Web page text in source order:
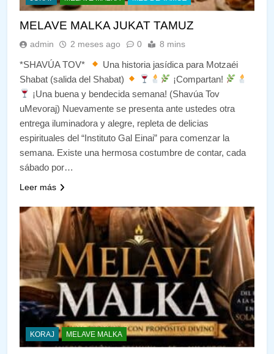
MELAVE MALKA JUKAT TAMUZ
admin 2 meses ago 0 8 mins
*SHAVÚA TOV*
Una historia jasídica para Motzaéi
Shabat (salida del Shabat)
¡Compartan!
¡Una buena y bendecida semana! (Shavúa Tov
uMevoraj) Nuevamente se presenta ante ustedes otra
entrega iluminadora y alegre, repleta de delicias
espirituales del “Instituto Gal Einai” para comenzar la
semana. Existe una hermosa costumbre de contar, cada
sábado por…
Leer más
KORAJ MELAVE MALKA